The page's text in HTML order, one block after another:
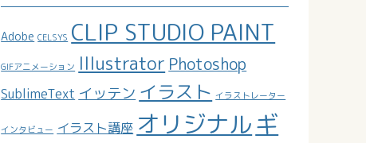
Adobe CELSYS CLIP STUDIO PAINT
GIFアニメーション Illustrator Photoshop
SublimeText イッテン イラスト イラストレーター
インタビュー イラスト講座 オリジナルギ